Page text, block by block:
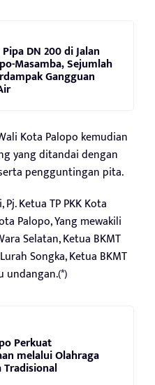
DN 200 di Jalan
Masamba, Sejumlah
Gangguan
Kota Palopo kemudian
yang ditandai dengan
pengguntingan pita.
Ketua TP PKK Kota
Palopo, Yang mewakili
Selatan, Ketua BKMT
Songka, Ketua BKMT
undangan.(*)
Perkuat
melalui Olahraga
Tradisional